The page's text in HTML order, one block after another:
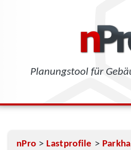
Planungstool für
nPro > Lastprofile >